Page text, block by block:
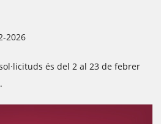
2026
és del 2 al 23 de febrer